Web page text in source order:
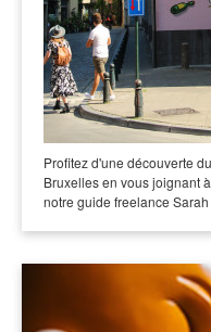
Profitez d'une découverte
Bruxelles en vous joignant
notre guide freelance